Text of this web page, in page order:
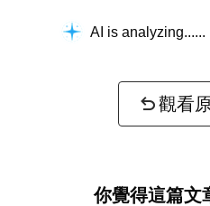
AI is analyzing...
觀看
你覺得這篇文